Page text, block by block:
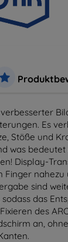
Es
Stöße und
was
Display-
Finger
sind
das
des
an,